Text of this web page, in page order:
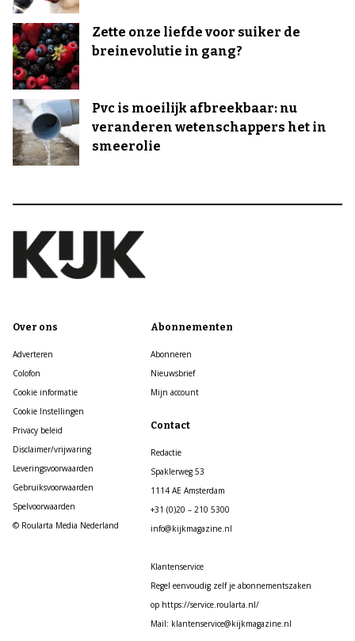
Zette onze liefde voor suiker de
breinevolutie in gang?
Pvc is moeilijk afbreekbaar: nu
veranderen wetenschappers het in
smeerolie
Over ons
Adverteren
Colofon
Cookie informatie
Cookie Instellingen
Privacy beleid
Disclaimer/vrijwaring
Leveringsvoorwaarden
Gebruiksvoorwaarden
Spelvoorwaarden
© Roularta Media Nederland
Abonnementen
Abonneren
Nieuwsbrief
Mijn account
Contact
Redactie
Spaklerweg 53
1114 AE Amsterdam
+31 (0)20 – 210 5300
info@kijkmagazine.nl
Klantenservice
Regel eenvoudig zelf je abonnementszaken
op https://service.roularta.nl/
Mail: klantenservice@kijkmagazine.nl